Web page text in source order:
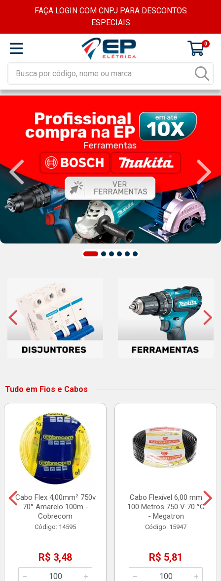
FAÇA LOGIN COM CNPJ PARA DESCONTOS
ESPECIAIS
0
Tudo em Fios e Cabos
Cabo Flex 4,00mm² 750v
70° Amarelo 100m -
Cobrecom
Código: 14595
R$ 3,48
Cabo Flexível 6,00 mm
100 Metros 750 V 70 °C
- Megatron
Código: 15947
R$ 5,81